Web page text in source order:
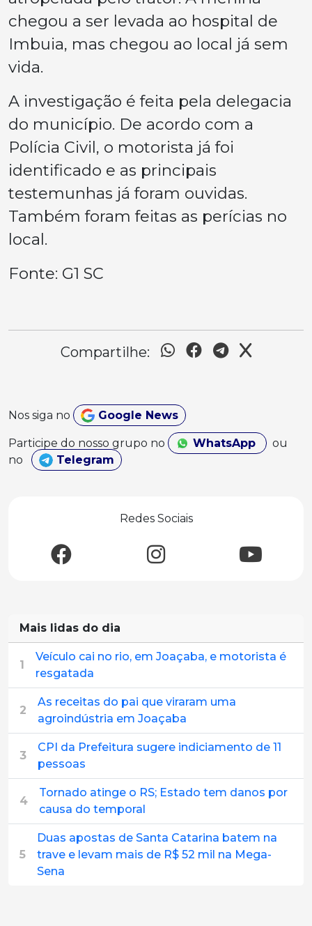
chegou a ser levada ao hospital de
Imbuia, mas chegou ao local já sem
vida.
A investigação é feita pela delegacia
do município. De acordo com a
Polícia Civil, o motorista já foi
identificado e as principais
testemunhas já foram ouvidas.
Também foram feitas as perícias no
local.
Fonte: G1 SC
Compartilhe:
Nos siga no Google News
Participe do nosso grupo no WhatsApp
ou
no
Telegram
Redes Sociais
Mais lidas do dia
1
Veículo cai no rio, em Joaçaba, e motorista é
resgatada
2
As receitas do pai que viraram uma
agroindústria em Joaçaba
3
CPI da Prefeitura sugere indiciamento de 11
pessoas
4
Tornado atinge o RS; Estado tem danos por
causa do temporal
5
Duas apostas de Santa Catarina batem na
trave e levam mais de R$ 52 mil na Mega-
Sena